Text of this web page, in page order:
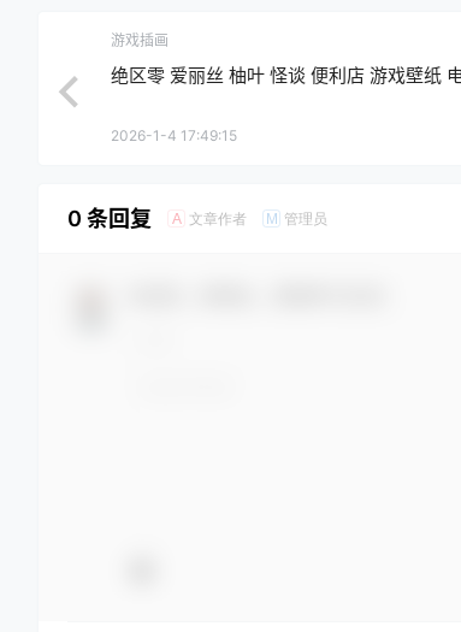
游戏插画
绝区零 爱丽丝 柚叶 怪谈 便利店 游戏壁纸
2026-1-4 17:49:15
0 条回复 A 文章作者 M 管理员